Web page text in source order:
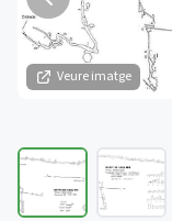
Veure imatge